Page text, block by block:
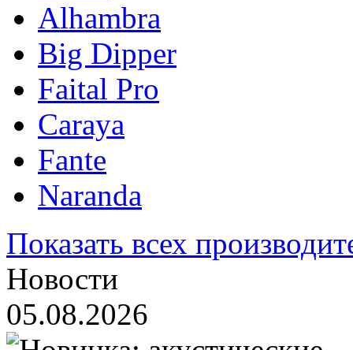
Alhambra
Big Dipper
Faital Pro
Caraya
Fante
Naranda
Показать всех
Новости
05.08.2026